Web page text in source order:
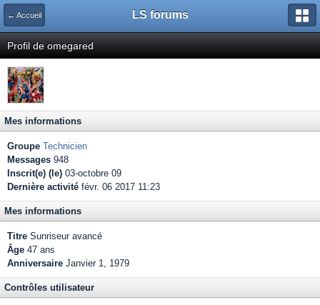
← Accueil LS forums
Profil de omegared
Mes informations
Groupe Technicien
Messages 948
Inscrit(e) (le) 03-octobre 09
Dernière activité févr. 06 2017 11:23
Mes informations
Titre Sunriseur avancé
Âge 47 ans
Anniversaire Janvier 1, 1979
Contrôles utilisateur